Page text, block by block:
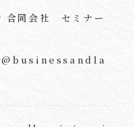
同会社 セミナー